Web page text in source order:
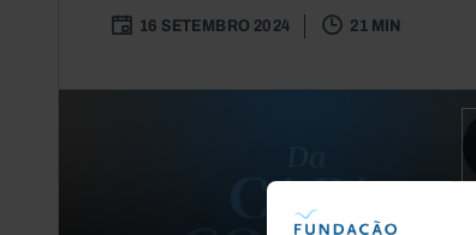
16 SETEMBRO 2024 21 MIN